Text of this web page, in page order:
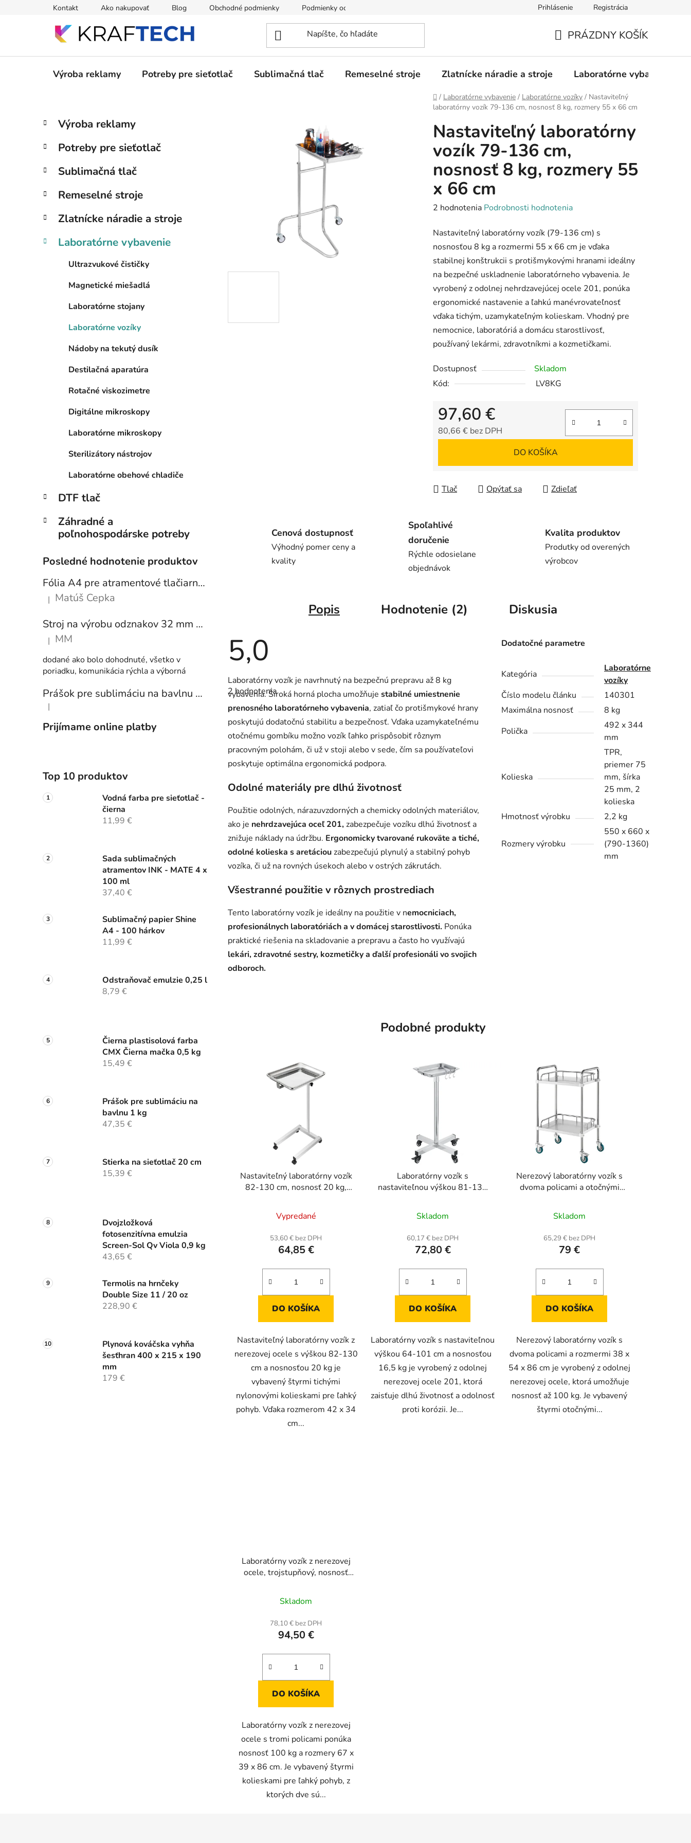
Kontakt Ako nakupovať Blog Obchodné podmienky Podmienky ochrany osobných údajov Prihlásenie Registrácia
KOŠÍK
PRÁZDNY KOŠÍK
Výroba reklamy Potreby pre sieťotlač Sublimačná tlač Remeselné stroje Zlatnícke náradie a stroje Laboratórne vybavenie
Domov
/ Laboratórne vybavenie / Laboratórne vozíky / Nastaviteľný
laboratórny vozík 79-136 cm, nosnosť 8 kg, rozmery 55 x 66 cm
B
č
ý
a
n
e
l
Preskočiť
kategórie
K
a
e
ó
i
Výroba reklamy
Potreby pre sieťotlač
Sublimačná tlač
Remeselné stroje
Zlatnícke náradie a stroje
Laboratórne vybavenie
Ultrazvukové čističky
Magnetické miešadlá
Laboratórne stojany
Laboratórne vozíky
Nádoby na tekutý dusík
Destilačná aparatúra
Rotačné viskozimetre
Digitálne mikroskopy
Laboratórne mikroskopy
Sterilizátory nástrojov
Laboratórne obehové chladiče
DTF tlač
Záhradné a
poľnohospodárske potreby
Posledné hodnotenie produktov
Fólia A4 pre atramentové tlačiarne - sada 10 ks
Hodnotenie produktu je 5 z 5 hviezdičiek.
| Matúš Cepka
Stroj na výrobu odznakov 32 mm a 58 mm + 250 ks odznakov
Hodnotenie produktu je 5 z 5 hviezdičiek.
| MM
dodané ako bolo dohodnuté, všetko v
poriadku, komunikácia rýchla a výborná
Prášok pre sublimáciu na bavlnu 1 kg
Hodnotenie produktu je 5 z 5 hviezdičiek.
|
Prijímame online platby
Top 10 produktov
Vodná farba pre sieťotlač -
čierna
11,99 €
Sada sublimačných
atramentov INK - MATE 4 x
100 ml
37,40 €
Sublimačný papier Shine
A4 - 100 hárkov
11,99 €
Odstraňovač emulzie 0,25 l
8,79 €
Čierna plastisolová farba
CMX Čierna mačka 0,5 kg
15,49 €
Prášok pre sublimáciu na
bavlnu 1 kg
47,35 €
Stierka na sieťotlač 20 cm
15,39 €
Dvojzložková
fotosenzitívna emulzia
Screen-Sol Qv Viola 0,9 kg
43,65 €
Termolis na hrnčeky
Double Size 11 / 20 oz
228,90 €
Plynová kováčska vyhňa
šesťhran 400 x 215 x 190
mm
179 €
Nastaviteľný laboratórny
vozík 79-136 cm,
nosnosť 8 kg, rozmery 55
x 66 cm
Priemerné
produktu
je
5,0
z
5
hviezdičiek.
2 hodnotenia Podrobnosti hodnotenia
Nastaviteľný laboratórny vozík (79-136 cm) s
nosnosťou 8 kg a rozmermi 55 x 66 cm je vďaka
stabilnej konštrukcii s protišmykovými hranami ideálny
na bezpečné uskladnenie laboratórneho vybavenia. Je
vyrobený z odolnej nehrdzavejúcej ocele 201, ponúka
ergonomické nastavenie a ľahkú manévrovateľnosť
vďaka tichým, uzamykateľným kolieskam. Vhodný pre
nemocnice, laboratóriá a domácu starostlivosť,
používaný lekármi, zdravotníkmi a kozmetičkami.
Dostupnosť
Skladom
Kód:
LV8KG
97,60 €
80,66 € bez DPH
DO KOŠÍKA
Tlač Opýtať sa Zdieľať
Cenová dostupnosť
Výhodný pomer ceny a
kvality
Spoľahlivé
doručenie
Rýchle odosielane
objednávok
Kvalita produktov
Produtky od overených
výrobcov
Popis Hodnotenie (2) Diskusia
5,0
Priemerné
hodnotenie
produktu
je
5,0
5
hviezdičiek.
2 hodnotenia
Laboratórny vozík je navrhnutý na bezpečnú prepravu až 8 kg
vybavenia. Široká horná plocha umožňuje stabilné umiestnenie
prenosného laboratórneho vybavenia, zatiaľ čo protišmykové hrany
poskytujú dodatočnú stabilitu a bezpečnosť. Vďaka uzamykateľnému
otočnému gombíku možno vozík ľahko prispôsobiť rôznym
pracovným polohám, či už v stoji alebo v sede, čím sa používateľovi
poskytuje optimálna ergonomická podpora.
Odolné materiály pre dlhú životnosť
Použitie odolných, nárazuvzdorných a chemicky odolných materiálov,
ako je nehrdzavejúca oceľ 201,zabezpečuje vozíku dlhú životnosť a
znižuje náklady na údržbu. Ergonomicky tvarované rukoväte a tiché,
odolné kolieska s aretáciouzabezpečujú plynulý a stabilný pohyb
vozíka, či už na rovných úsekoch alebo v ostrých zákrutách.
Všestranné použitie v rôznych prostrediach
Tento laboratórny vozík je ideálny na použitie v nemocniciach,
profesionálnych laboratóriách a v domácej starostlivosti. Ponúka
praktické riešenia na skladovanie a prepravu a často ho využívajú
lekári, zdravotné sestry, kozmetičky a ďalší profesionáli vo svojich
odboroch.
Dodatočné parametre
Kategória
Laboratórne
vozíky
Číslo modelu článku
140301
Maximálna nosnosť
8 kg
Polička
492 x 344
mm
Kolieska
TPR,
priemer 75
mm, šírka
25 mm, 2
kolieska
Hmotnosť výrobku
2,2 kg
Rozmery výrobku
550 x 660 x
(790-1360)
mm
Podobné produkty
Nastaviteľný laboratórny vozík
82-130 cm, nosnosť 20 kg,
Vypredané
53,60 € bez DPH
64,85 €
DO KOŠÍKA
Nastaviteľný laboratórny vozík z
nerezovej ocele s výškou 82-130
cm a nosnosťou 20 kg je
vybavený štyrmi tichými
nylonovými kolieskami pre ľahký
pohyb. Vďaka rozmerom 42 x 34
cm...
Laboratórny vozík s
nastaviteľnou výškou 81-139
32,5 x 26,5 cm
hodnotenie
produktu
je
z
hviezdičiek.
Skladom
60,17 € bez DPH
72,80 €
DO KOŠÍKA
Laboratórny vozík s nastaviteľnou
výškou 64-101 cm a nosnosťou
16,5 kg je vyrobený z odolnej
nerezovej ocele 201, ktorá
zaisťuje dlhú životnosť a odolnosť
proti korózii. Je...
Nerezový laboratórny vozík s
dvoma policami a otočnými
rozmery 38 x 54 x 86 cm
hodnotenie
produktu
je
z
hviezdičiek.
Skladom
65,29 € bez DPH
79 €
DO KOŠÍKA
Nerezový laboratórny vozík s
dvoma policami a rozmermi 38 x
54 x 86 cm je vyrobený z odolnej
nerezovej ocele, ktorá umožňuje
nosnosť až 100 kg. Je vybavený
štyrmi otočnými...
Laboratórny vozík z nerezovej
ocele, trojstupňový, nosnosť
cm
hodnotenie
produktu
je
z
hviezdičiek.
Skladom
78,10 € bez DPH
94,50 €
DO KOŠÍKA
Laboratórny vozík z nerezovej
ocele s tromi policami ponúka
nosnosť 100 kg a rozmery 67 x
39 x 86 cm. Je vybavený štyrmi
kolieskami pre ľahký pohyb, z
ktorých dve sú...